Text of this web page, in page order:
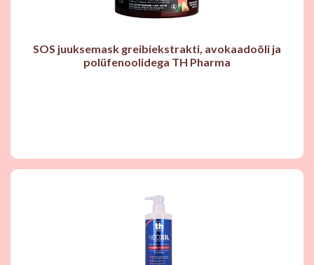
SOS juuksemask greibiekstrakti, avokaadoõli ja
polüfenoolidega TH Pharma